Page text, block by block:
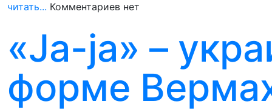
читать... Комментариев нет
«Ja-ja» –
форме